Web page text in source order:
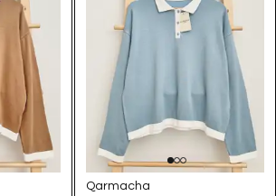
Qarmacha